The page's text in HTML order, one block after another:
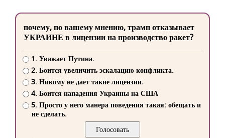
почему, по вашему мнению, трамп отказывает
УКРАИНЕ в лицензии на производство ракет?
1. Уважает Путина.
2. Боится увеличить эскалацию конфликта.
3. Никому не дает такие лицензии.
4. Боится нападения Украины на США
5. Просто у него манера поведения такая: обещать и
не сделать.